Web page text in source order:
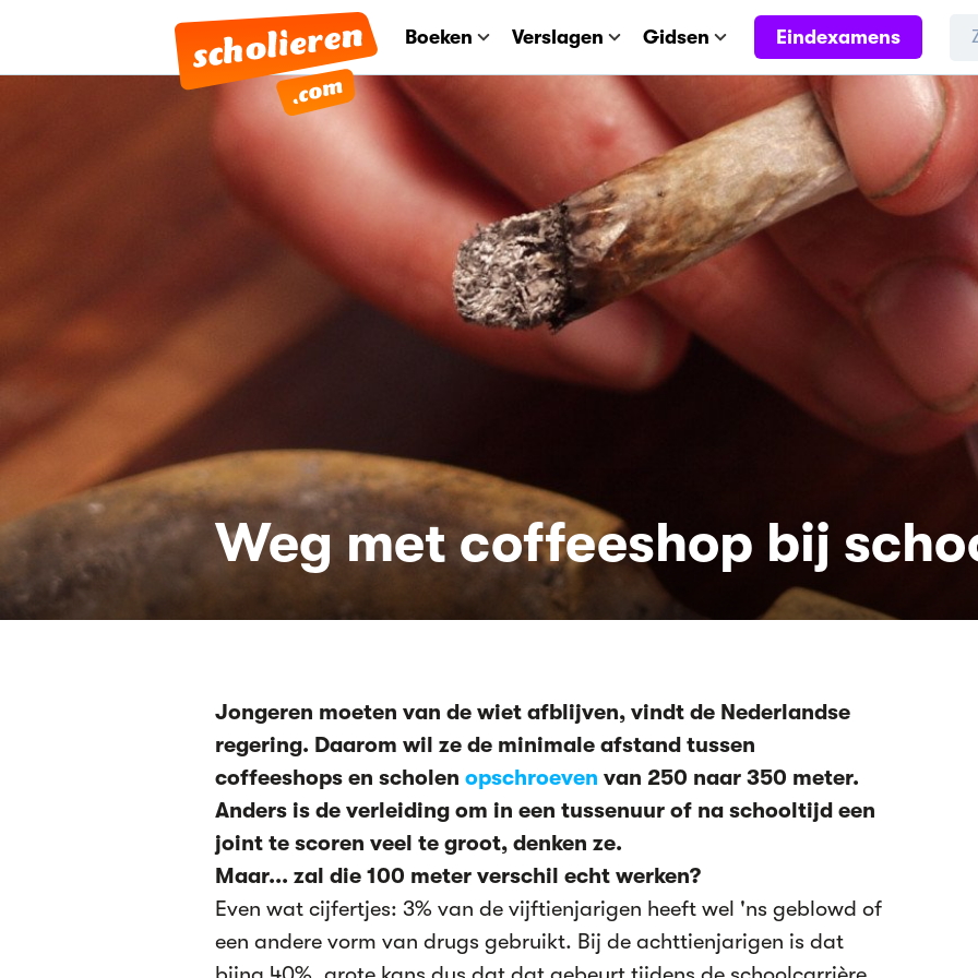
Boeken Verslagen Gidsen Eindexamens
Weg met coffeeshop bij
Jongeren moeten van de wiet afblijven, vindt de Nederlandse
regering. Daarom wil ze de minimale afstand tussen
coffeeshops en scholen opschroeven van 250 naar 350 meter.
Anders is de verleiding om in een tussenuur of na schooltijd een
joint te scoren veel te groot, denken ze.
Maar... zal die 100 meter verschil echt werken?
Even wat cijfertjes: 3% van de vijftienjarigen heeft wel 'ns geblowd of
een andere vorm van drugs gebruikt. Bij de achttienjarigen is dat